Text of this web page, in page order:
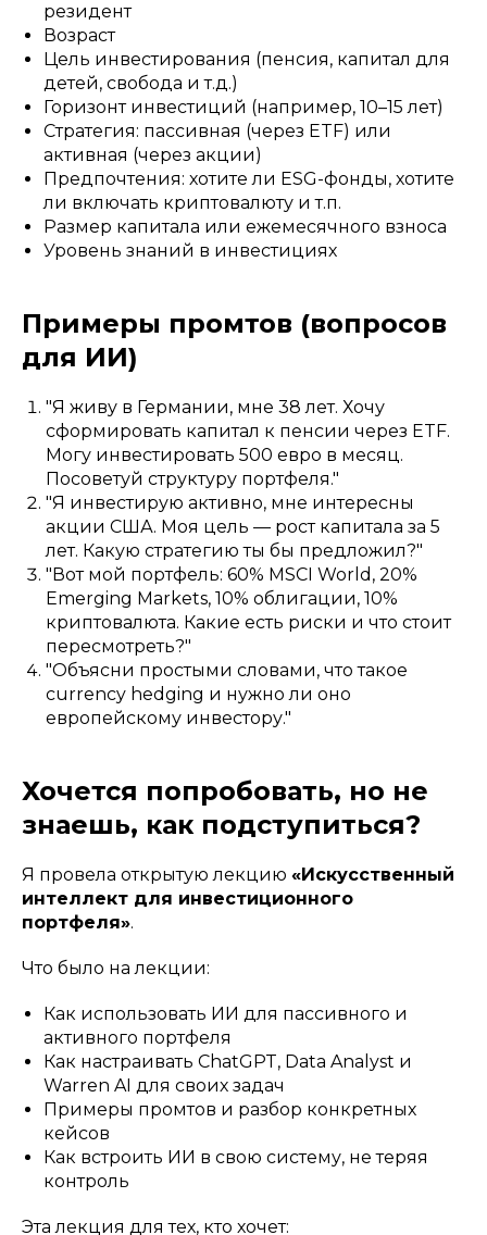
резидент
Возраст
Цель инвестирования (пенсия, капитал для
детей, свобода и т.д.)
Горизонт инвестиций (например, 10–15 лет)
Стратегия: пассивная (через ETF) или
активная (через акции)
Предпочтения: хотите ли ESG-фонды, хотите
ли включать криптовалюту и т.п.
Размер капитала или ежемесячного взноса
Уровень знаний в инвестициях
Примеры промтов (вопросов
для ИИ)
"Я живу в Германии, мне 38 лет. Хочу
сформировать капитал к пенсии через ETF.
Могу инвестировать 500 евро в месяц.
Посоветуй структуру портфеля."
"Я инвестирую активно, мне интересны
акции США. Моя цель — рост капитала за 5
лет. Какую стратегию ты бы предложил?"
"Вот мой портфель: 60% MSCI World, 20%
Emerging Markets, 10% облигации, 10%
криптовалюта. Какие есть риски и что стоит
пересмотреть?"
"Объясни простыми словами, что такое
currency hedging и нужно ли оно
европейскому инвестору."
Хочется попробовать, но не
знаешь, как подступиться?
Я провела открытую лекцию «Искусственный
интеллект для инвестиционного
портфеля».
Что было на лекции:
Как использовать ИИ для пассивного и
активного портфеля
Как настраивать ChatGPT, Data Analyst и
Warren AI для своих задач
Примеры промтов и разбор конкретных
кейсов
Как встроить ИИ в свою систему, не теряя
контроль
Эта лекция для тех, кто хочет: